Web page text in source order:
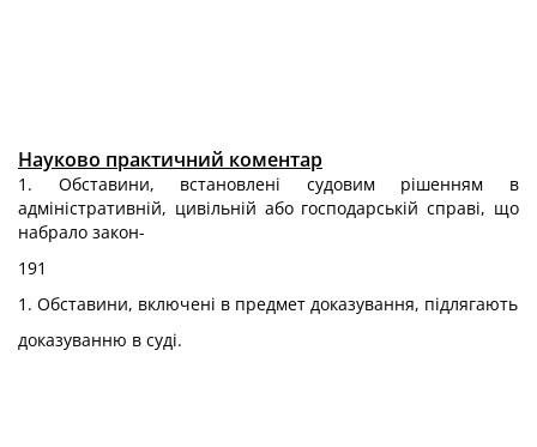
Науково практичний коментар
1. Обставини, встановлені судовим рішенням в
адміністративній, цивільній або господарській справі, що
набрало закон-
191
1. Обставини, включені в предмет доказування, підлягають
доказуванню в суді.